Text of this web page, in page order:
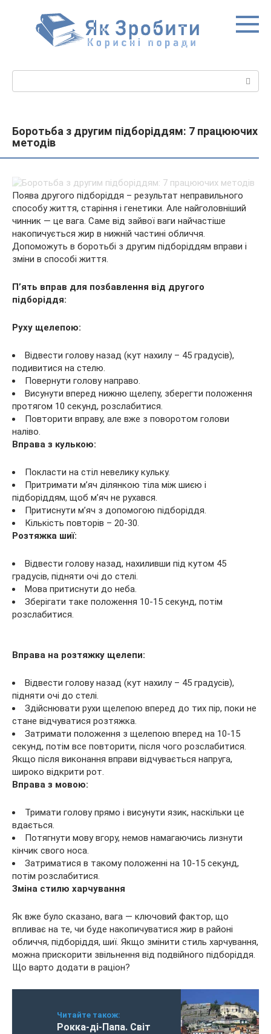
Боротьба з другим підборіддям: 7 працюючих
методів
Поява другого підборіддя – результат неправильного
способу життя, старіння і генетики. Але найголовніший
чинник — це вага. Саме від зайвої ваги найчастіше
накопичується жир в нижній частині обличчя.
Допоможуть в боротьбі з другим підборіддям вправи і
зміни в способі життя.
П’ять вправ для позбавлення від другого
підборіддя:
Руху щелепою:
Відвести голову назад (кут нахилу – 45 градусів),
подивитися на стелю.
Повернути голову направо.
Висунути вперед нижню щелепу, зберегти положення
протягом 10 секунд, розслабитися.
Повторити вправу, але вже з поворотом голови
наліво.
Вправа з кулькою:
Покласти на стіл невелику кульку.
Притримати м’яч ділянкою тіла між шиєю і
підборіддям, щоб м’яч не рухався.
Притиснути м’яч з допомогою підборіддя.
Кількість повторів – 20-30.
Розтяжка шиї:
Відвести голову назад, нахиливши під кутом 45
градусів, підняти очі до стелі.
Мова притиснути до неба.
Зберігати таке положення 10-15 секунд, потім
розслабитися.
Вправа на розтяжку щелепи:
Відвести голову назад (кут нахилу – 45 градусів),
підняти очі до стелі.
Здійснювати рухи щелепою вперед до тих пір, поки не
стане відчуватися розтяжка.
Затримати положення з щелепою вперед на 10-15
секунд, потім все повторити, після чого розслабитися.
Якщо після виконання вправи відчувається напруга,
широко відкрити рот.
Вправа з мовою:
Тримати голову прямо і висунути язик, наскільки це
вдається.
Потягнути мову вгору, немов намагаючись лизнути
кінчик свого носа.
Затриматися в такому положенні на 10-15 секунд,
потім розслабитися.
Зміна стилю харчування
Як вже було сказано, вага — ключовий фактор, що
впливає на те, чи буде накопичуватися жир в районі
обличчя, підборіддя, шиї. Якщо змінити стиль харчування,
можна прискорити звільнення від подвійного підборіддя.
Що варто додати в раціон?
Читайте також:
Рокка-ді-Папа. Світ